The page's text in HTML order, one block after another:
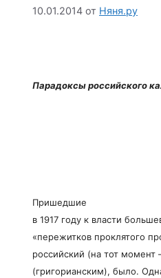
10.01.2014 от Няня.ру
Парадоксы российского
Пришедшие
в 1917 году к власти
«пережитков проклятого
российский (на тот момент
(григорианским), было.